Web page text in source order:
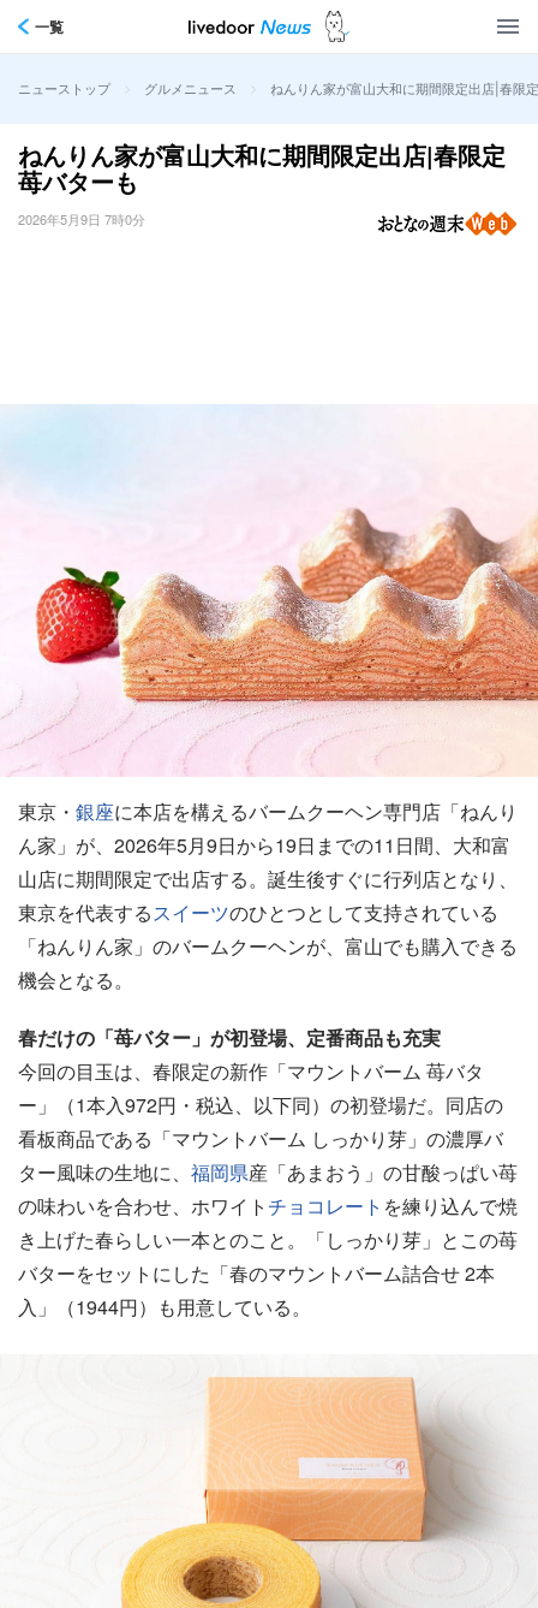
一覧
ニューストップ > グルメニュース > ねんりん家が富山大和に期間限定出店|春限
ねんりん家が富山大和に期間限定出店|春限定
苺バターも
2026年5月9日 7時0分
東京・ 銀座に本店を構えるバームクーヘン専門店「ねんり
ん家」が、2026年5月9日から19日までの11日間、大和富
山店に期間限定で出店する。誕生後すぐに行列店となり、
東京を代表するスイーツのひとつとして支持されている
「ねんりん家」のバームクーヘンが、富山でも購入できる
機会となる。
春だけの「苺バター」が初登場、定番商品も充実
今回の目玉は、春限定の新作「マウントバーム 苺バタ
ー」（1本入972円・税込、以下同）の初登場だ。同店の
看板商品である「マウントバーム しっかり芽」の濃厚バ
ター風味の生地に、 福岡県産「あまおう」の甘酸っぱい苺
の味わいを合わせ、ホワイトチョコレート を練り込んで焼
き上げた春らしい一本とのこと。「しっかり芽」とこの苺
バターをセットにした「春のマウントバーム詰合せ 2本
入」（1944円）も用意している。